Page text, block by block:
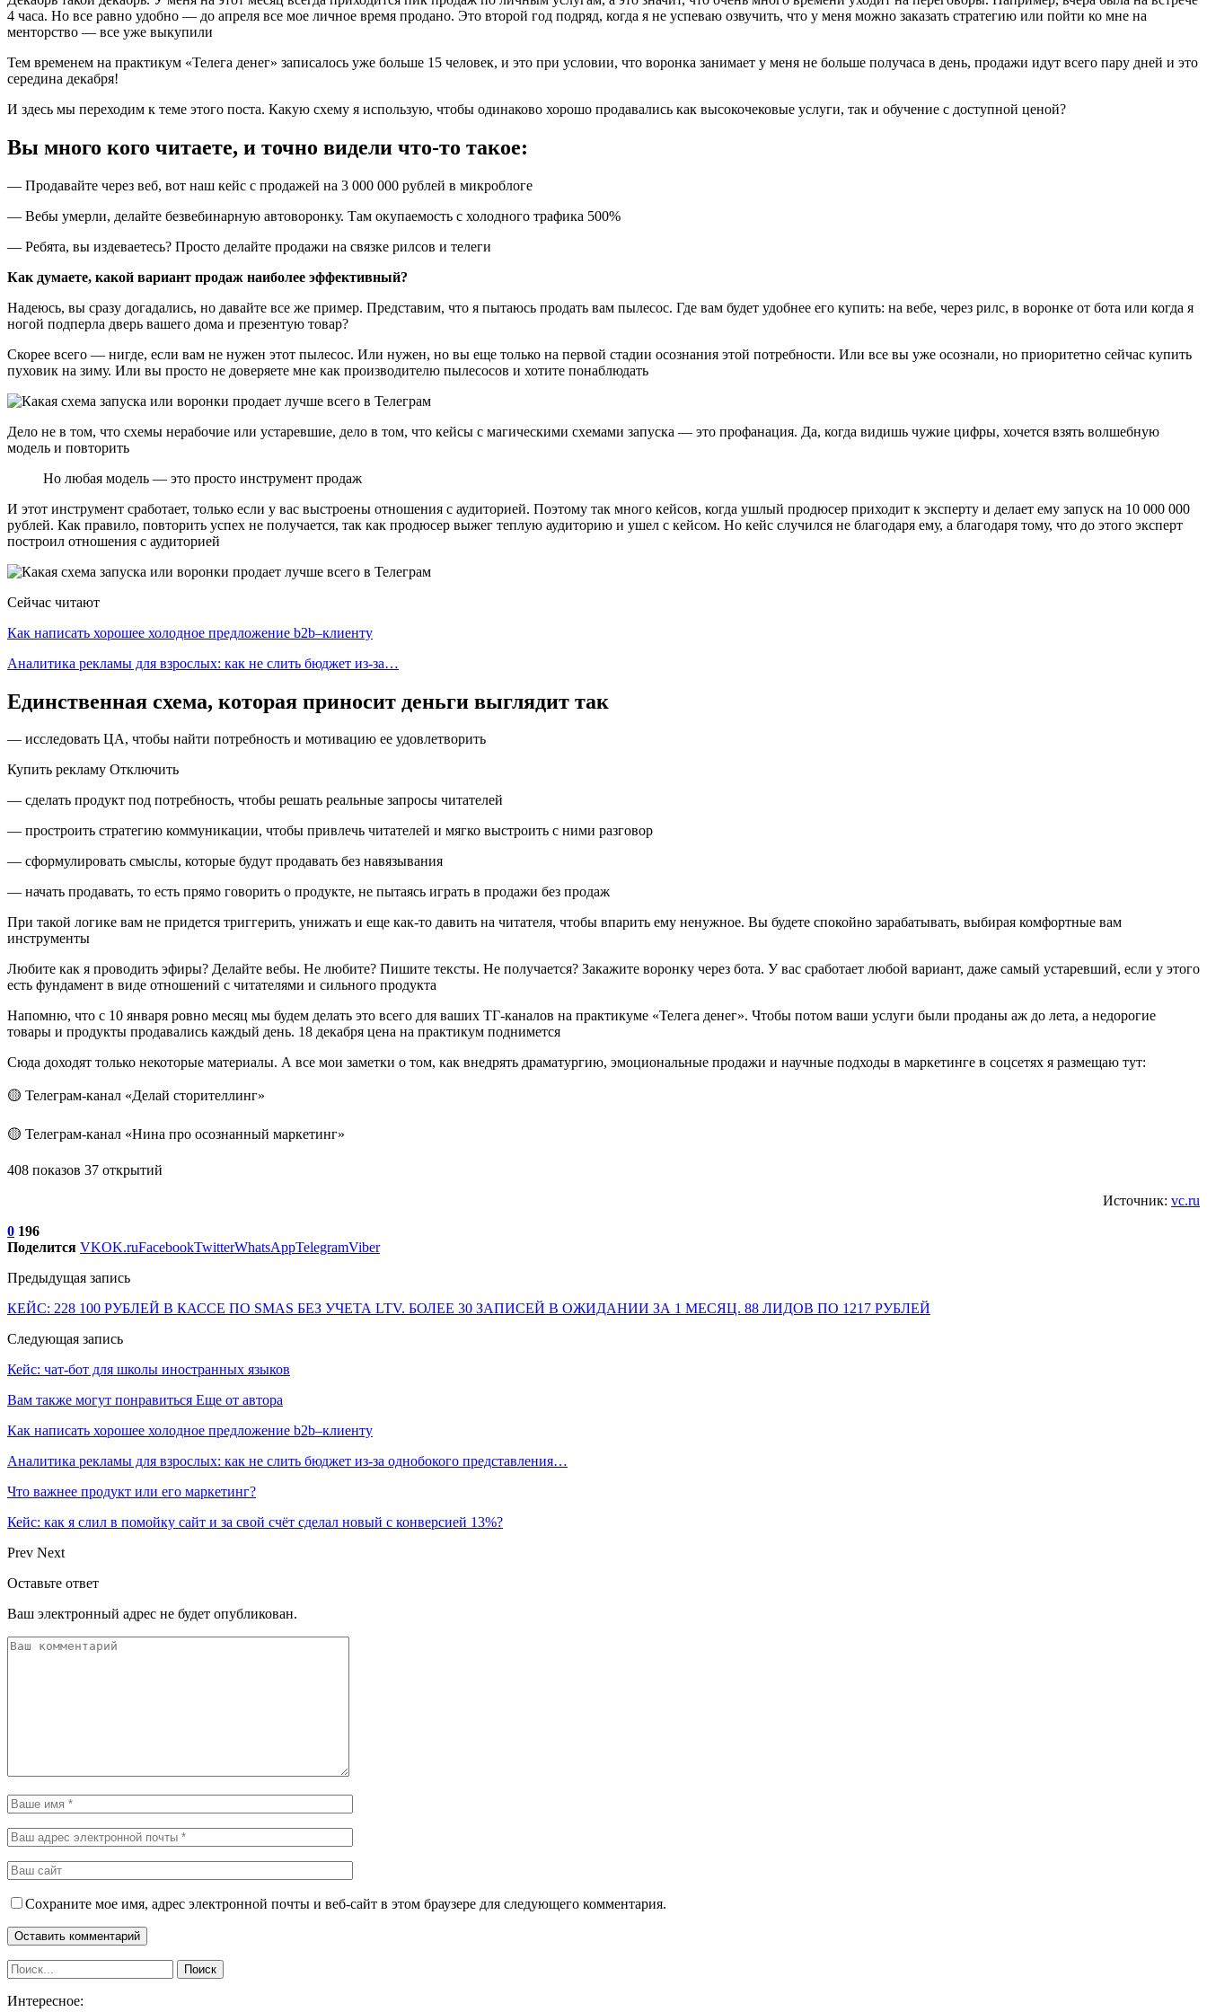
4 часа. Но все равно удобно — до апреля все мое личное время продано. Это второй год подряд, когда я не успеваю озвучить, что у меня можно заказать стратегию или пойти ко мне на
менторство — все уже выкупили
Тем временем на практикум «‎Телега денег» записалось уже больше 15 человек, и это при условии, что воронка занимает у меня не больше получаса в день, продажи идут всего пару дней и это
середина декабря!
И здесь мы переходим к теме этого поста. Какую схему я использую, чтобы одинаково хорошо продавались как высокочековые услуги, так и обучение с доступной ценой?
Вы много кого читаете, и точно видели что-то такое:
— Продавайте через веб, вот наш кейс с продажей на 3 000 000 рублей в микроблоге
— Вебы умерли, делайте безвебинарную автоворонку. Там окупаемость с холодного трафика 500%
— Ребята, вы издеваетесь? Просто делайте продажи на связке рилсов и телеги
Как думаете, какой вариант продаж наиболее эффективный?
Надеюсь, вы сразу догадались, но давайте все же пример. Представим, что я пытаюсь продать вам пылесос. Где вам будет удобнее его купить: на вебе, через рилс, в воронке от бота или когда я
ногой подперла дверь вашего дома и презентую товар?
Скорее всего — нигде, если вам не нужен этот пылесос. Или нужен, но вы еще только на первой стадии осознания этой потребности. Или все вы уже осознали, но приоритетно сейчас купить
пуховик на зиму. Или вы просто не доверяете мне как производителю пылесосов и хотите понаблюдать
Дело не в том, что схемы нерабочие или устаревшие, дело в том, что кейсы с магическими схемами запуска — это профанация. Да, когда видишь чужие цифры, хочется взять волшебную
модель и повторить
Но любая модель — это просто инструмент продаж
И этот инструмент сработает, только если у вас выстроены отношения с аудиторией. Поэтому так много кейсов, когда ушлый продюсер приходит к эксперту и делает ему запуск на 10 000 000
рублей. Как правило, повторить успех не получается, так как продюсер выжег теплую аудиторию и ушел с кейсом. Но кейс случился не благодаря ему, а благодаря тому, что до этого эксперт
построил отношения с аудиторией
Сейчас читают
Как написать хорошее холодное предложение b2b–клиенту
Аналитика рекламы для взрослых: как не слить бюджет из-за…
Единственная схема, которая приносит деньги выглядит так
— исследовать ЦА, чтобы найти потребность и мотивацию ее удовлетворить
Купить рекламу Отключить
— сделать продукт под потребность, чтобы решать реальные запросы читателей
— простроить стратегию коммуникации, чтобы привлечь читателей и мягко выстроить с ними разговор
— сформулировать смыслы, которые будут продавать без навязывания
— начать продавать, то есть прямо говорить о продукте, не пытаясь играть в продажи без продаж
При такой логике вам не придется триггерить, унижать и еще как-то давить на читателя, чтобы впарить ему ненужное. Вы будете спокойно зарабатывать, выбирая комфортные вам
инструменты
Любите как я проводить эфиры? Делайте вебы. Не любите? Пишите тексты. Не получается? Закажите воронку через бота. У вас сработает любой вариант, даже самый устаревший, если у этого
есть фундамент в виде отношений с читателями и сильного продукта
Напомню, что с 10 января ровно месяц мы будем делать это всего для ваших ТГ-каналов на практикуме «‎Телега денег». Чтобы потом ваши услуги были проданы аж до лета, а недорогие
товары и продукты продавались каждый день. 18 декабря цена на практикум поднимется
Сюда доходят только некоторые материалы. А все мои заметки о том, как внедрять драматургию, эмоциональные продажи и научные подходы в маркетинге в соцсетях я размещаю тут:
🟡 Телеграм-канал «Делай сторителлинг»
🟡 Телеграм-канал «Нина про осознанный маркетинг»
408 показов 37 открытий
Источник: vc.ru
0 196
Поделится VKOK.ruFacebookTwitterWhatsAppTelegramViber
Предыдущая запись
КЕЙС: 228 100 РУБЛЕЙ В КАССЕ ПО SMAS БЕЗ УЧЕТА LTV. БОЛЕЕ 30 ЗАПИСЕЙ В ОЖИДАНИИ ЗА 1 МЕСЯЦ. 88 ЛИДОВ ПО 1217 РУБЛЕЙ
Следующая запись
Кейс: чат-бот для школы иностранных языков
Вам также могут понравиться Еще от автора
Как написать хорошее холодное предложение b2b–клиенту
Аналитика рекламы для взрослых: как не слить бюджет из-за однобокого представления…
Что важнее продукт или его маркетинг?
Кейс: как я слил в помойку сайт и за свой счёт сделал новый с конверсией 13%?
Prev Next
Оставьте ответ
Ваш электронный адрес не будет опубликован.
Сохраните мое имя, адрес электронной почты и веб-сайт в этом браузере для следующего комментария.
Интересное: